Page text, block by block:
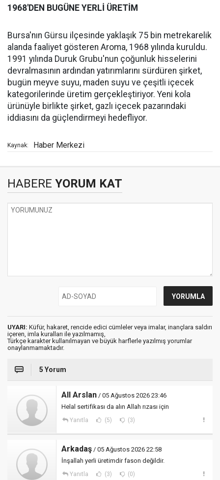
1968'DEN BUGÜNE YERLİ ÜRETİM
Bursa'nın Gürsu ilçesinde yaklaşık 75 bin metrekarelik
alanda faaliyet gösteren Aroma, 1968 yılında kuruldu.
1991 yılında Duruk Grubu'nun çoğunluk hisselerini
devralmasının ardından yatırımlarını sürdüren şirket,
bugün meyve suyu, maden suyu ve çeşitli içecek
kategorilerinde üretim gerçekleştiriyor. Yeni kola
ürünüyle birlikte şirket, gazlı içecek pazarındaki
iddiasını da güçlendirmeyi hedefliyor.
Kaynak: Haber Merkezi
HABERE YORUM KAT
UYARI: Küfür, hakaret, rencide edici cümleler veya imalar, inançlara saldırı
içeren, imla kuralları ile yazılmamış,
Türkçe karakter kullanılmayan ve büyük harflerle yazılmış yorumlar
onaylanmamaktadır.
5 Yorum
All Arslan / 05 Ağustos 2026 23:46
Helal sertifikası da alın Allah rızası için
Yanıtla (5) (3)
Arkadaş / 05 Ağustos 2026 22:58
İnşallah yerli üretimdir fason değildir.
Yanıtla (3) (0)